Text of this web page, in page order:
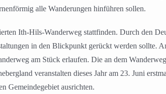
alle Wanderungen hinführen sollen.
Ith-Hils-Wanderweg stattfinden. Durch den
in den Blickpunkt gerückt werden sollte.
am Stück erlaufen. Die an dem
veranstalten dieses Jahr am 23. Juni
Gemeindegebiet ausrichten.